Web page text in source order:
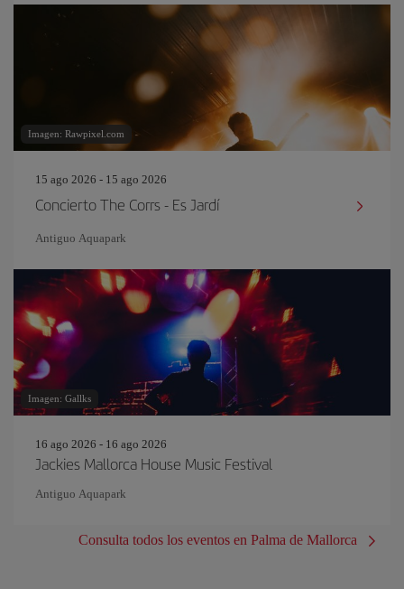
Imagen: Rawpixel.com
15 ago 2026 - 15 ago 2026
Concierto The Corrs - Es Jardí
Antiguo Aquapark
Imagen: Gallks
16 ago 2026 - 16 ago 2026
Jackies Mallorca House Music Festival
Antiguo Aquapark
Consulta todos los eventos en Palma de Mallorca